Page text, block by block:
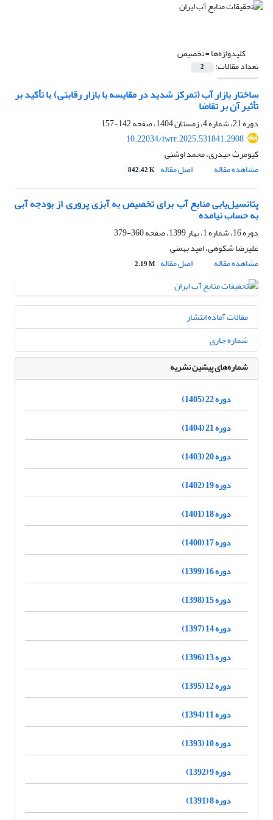
کلیدواژه‌ها =تخصیص
تعداد مقالات: 2
ساختار بازار آب (تمرکز شدید در مقایسه با بازار رقابتی) با تأکید بر
تأثیر آن بر تقاضا
دوره 21، شماره 4، زمستان 1404، صفحه
142-157
10.22034/iwrr.2025.531841.2908
کیومرث حیدری، محمد اوشنی
مشاهده مقاله
اصل مقاله 842.42 K
پتانسیل‌یابی منابع آب برای تخصیص به آبزی پروری از بودجه آبی
به حساب نیامده
دوره 16، شماره 1، بهار 1399، صفحه
360-379
علیرضا شکوهی، امید بهمنی
مشاهده مقاله
اصل مقاله 2.19 M
مقالات آماده انتشار
شماره جاری
شماره‌های پیشین نشریه
دوره 22 (1405)
دوره 21 (1404)
دوره 20 (1403)
دوره 19 (1402)
دوره 18 (1401)
دوره 17 (1400)
دوره 16 (1399)
دوره 15 (1398)
دوره 14 (1397)
دوره 13 (1396)
دوره 12 (1395)
دوره 11 (1394)
دوره 10 (1393)
دوره 9 (1392)
دوره 8 (1391)